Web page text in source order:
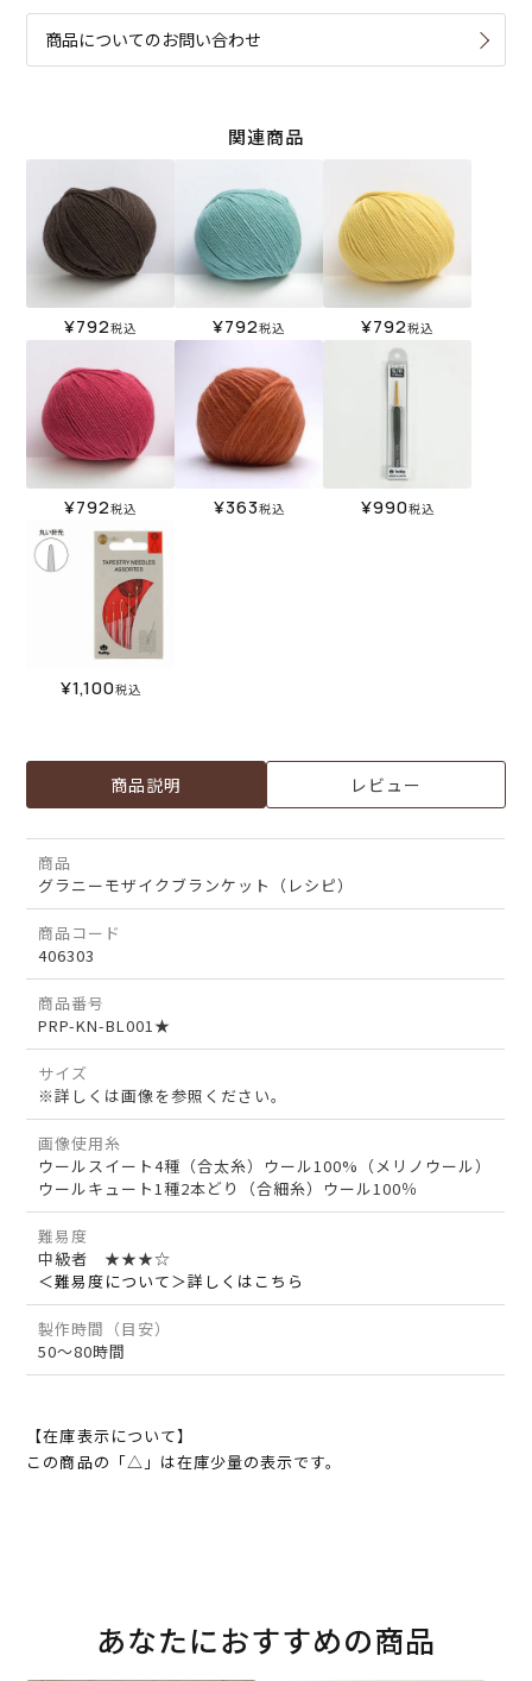
商品についてのお問い合わせ
関連商品
¥792税込 ¥792税込 ¥792税込
¥792税込 ¥363税込 ¥990税込
¥1,100税込
商品説明 レビュー
商品
グラニーモザイクブランケット（レシピ）
商品コード
406303
商品番号
PRP-KN-BL001★
サイズ
※詳しくは画像を参照ください。
画像使用糸
ウールスイート4種（合太糸）ウール100%（メリノウール）
ウールキュート1種2本どり（合細糸）ウール100％
難易度
中級者 ★★★☆
＜難易度について＞詳しくはこちら
製作時間（目安）
50～80時間
【在庫表示について】
この商品の「△」は在庫少量の表示です。
あなたにおすすめの商品